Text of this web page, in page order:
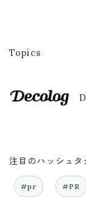
Topics
注目のハッシュタ
#pr #PR